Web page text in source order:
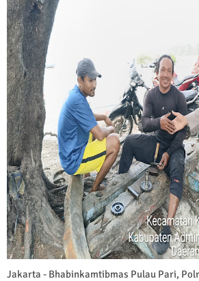
Jakarta - Bhabinkamtibmas Pulau Pari,